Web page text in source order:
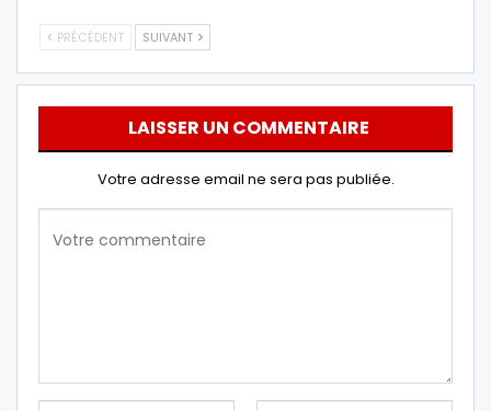
PRÉCÉDENT SUIVANT
LAISSER UN COMMENTAIRE
Votre adresse email ne sera pas publiée.